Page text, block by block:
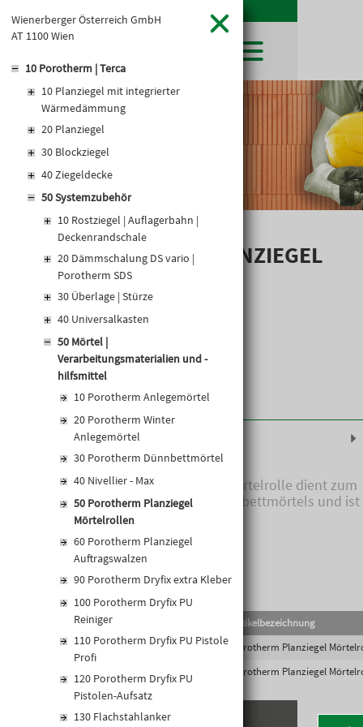
SHOP
LEIBWÄCHTER
MERKLISTE
WARENKORB
BAUSTOFFE
HOCHBAU
TIEFBAU
TROCKENBAU
LEISTUNGSERKLÄRUNGEN
BAUSTOFFKATALOGE
NATURSTEIN
UNTERNEHMEN
FIRMENGESCHICHTE
STANDORTE
DOWNLOADS
LEITBILD
KARRIERE
KARRIERE UND WEITERBILDUNG
OFFENE STELLEN
AKTUELLES
KATALOGE
PREISANPASSUNGEN
AGB'S
EUROSYS TROCKENBAUSYSTEM
GEWERBEZONE
Baustoffkataloge
Wienerberger Österreich GmbH
AT 1100 Wien
10 Porotherm | Terca
10 Planziegel mit integrierter
Wärmedämmung
20 Planziegel
30 Blockziegel
40 Ziegeldecke
50 Systemzubehör
10 Rostziegel | Auflagerbahn |
Deckenrandschale
20 Dämmschalung DS vario |
Porotherm SDS
30 Überlage | Stürze
40 Universalkasten
50 Mörtel |
Verarbeitungsmaterialien und -
hilfsmittel
10 Porotherm Anlegemörtel
20 Porotherm Winter
Anlegemörtel
30 Porotherm Dünnbettmörtel
40 Nivellier - Max
50 Porotherm Planziegel
Mörtelrollen
60 Porotherm Planziegel
Auftragswalzen
90 Porotherm Dryfix extra Kleber
100 Porotherm Dryfix PU
Reiniger
110 Porotherm Dryfix PU Pistole
Profi
120 Porotherm Dryfix PU
Pistolen-Aufsatz
130 Flachstahlanker
POROTHERM PLANZIEGEL
MÖRTELROLLEN
Produktinformationen
Die Porotherm Planziegel Mörtelrolle dient zum
Auftrag des Porotherm Dünnbettmörtels und ist
in den Breiten 25 und 18 cm.
EAN-Code
Artikelbezeichnung
9002945045918
501320
Porotherm Planziegel
Porotherm Planziegel